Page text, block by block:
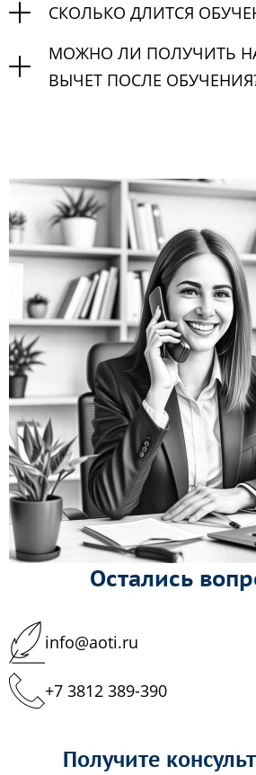
СКОЛЬКО ДЛИТСЯ
МОЖНО ЛИ ПОЛУЧИТЬ
ВЫЧЕТ ПОСЛЕ
Остались
info@aoti.ru
+7 3812 389-390
Получите